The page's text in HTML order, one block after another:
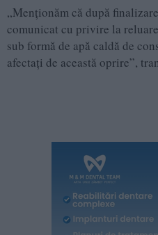
„Menționăm că după
comunicat cu privire la
sub formă de apă caldă de
afectați de această oprire”,